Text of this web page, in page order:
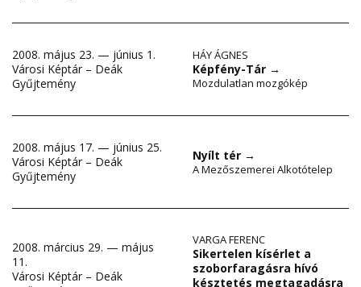
2008. május 23. — június 1.
Városi Képtár – Deák
Gyűjtemény
HÁY ÁGNES
Képfény-Tár →
Mozdulatlan mozgókép
2008. május 17. — június 25.
Városi Képtár – Deák
Gyűjtemény
Nyílt tér →
A Mezőszemerei Alkotótelep
2008. március 29. — május
11.
Városi Képtár – Deák
VARGA FERENC
Sikertelen kísérlet a
szoborfaragásra hívó
késztetés megtagadásra